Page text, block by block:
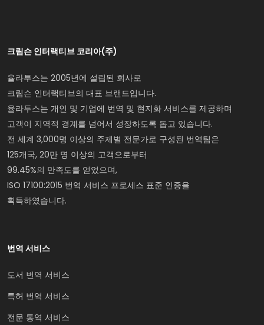
크림슨 인터랙티브 코리아(주)
율라투스는 2005년에 설립된 회사로
크림슨 인터랙티브의 대표 브랜드입니다.
율라투스는 개인 및 기업에 번역 및 현지화 서비스를 제공하며
고객이 지역적 경계를 넘어서 성장하도록 돕고 있습니다.
전 세계 3,000명 이상의 주제별 전문가로 구성된 번역팀은
125개국, 20만 명 이상의 고객으로부터
99.45%의 만족도를 얻었으며,
ISO 17100:2015 번역 서비스 프로세스 표준 인증을
획득하였습니다.
번역 서비스
도서 번역 서비스
특허 번역 서비스
전문 통역 서비스